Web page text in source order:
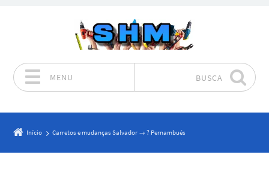
MENU BUSCA
Início Carretos e mudanças Salvador → ? Pernambués